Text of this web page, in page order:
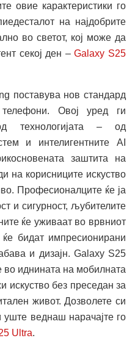
овие карактеристики го
на најдобрите
во светот, кој може да
секој ден –Galaxy S25
поставува нов стандард
Овој уред ги
технологијата – од
и интелигентните AI
заштита на
на корисниците искуство
Професионалците ќе ја
и сигурност, љубителите
ќе уживаат во врвниот
ќе бидат импресионирани
и дизајн. Galaxy S25
во иднината на мобилната
искуство без преседан за
живот. Дозволете си
уште веднаш нарачајте го
Ultra.